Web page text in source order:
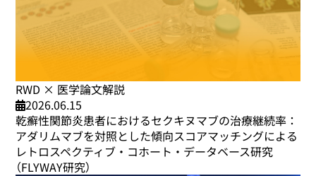
RWD × 医学論文解説
2026.06.15
乾癬性関節炎患者におけるセクキヌマブの治療継続率：
アダリムマブを対照とした傾向スコアマッチングによる
レトロスペクティブ・コホート・データベース研究
（FLYWAY研究）